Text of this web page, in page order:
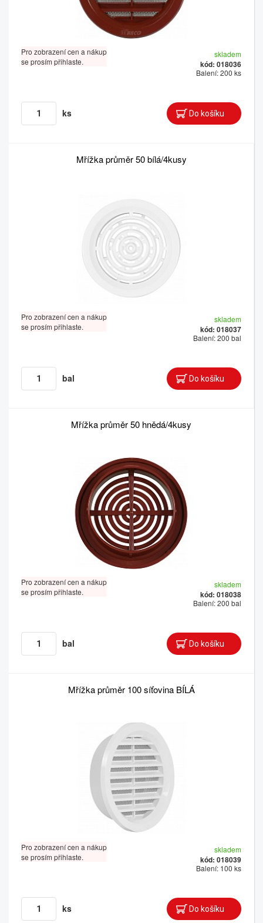
Pro zobrazení cen a nákup
se prosím přihlaste.
skladem
kód: 018036
Balení: 200 ks
ks
Mřížka průměr 50 bílá/4kusy
Pro zobrazení cen a nákup
se prosím přihlaste.
skladem
kód: 018037
Balení: 200 bal
bal
Mřížka průměr 50 hnědá/4kusy
Pro zobrazení cen a nákup
se prosím přihlaste.
skladem
kód: 018038
Balení: 200 bal
bal
Mřížka průměr 100 síťovina BÍLÁ
Pro zobrazení cen a nákup
se prosím přihlaste.
skladem
kód: 018039
Balení: 100 ks
ks